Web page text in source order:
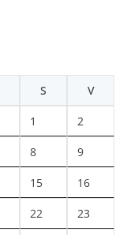
S V
1 2
8 9
15 16
22 23